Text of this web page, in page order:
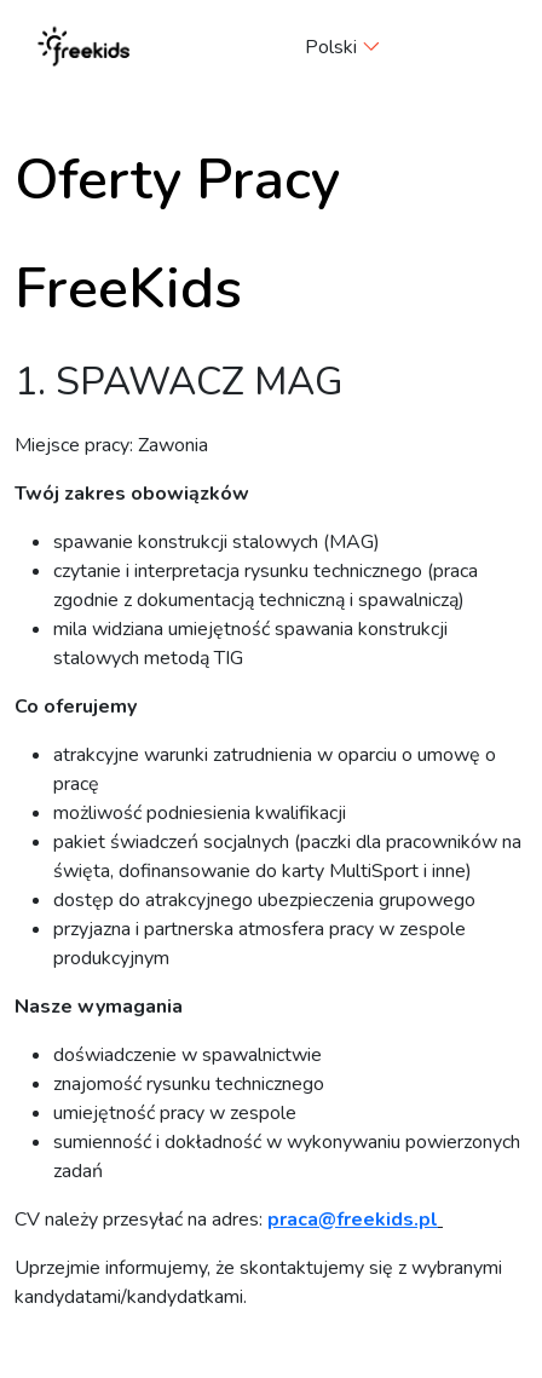
Polski
Oferty Pracy
FreeKids
1. SPAWACZ MAG
Miejsce pracy: Zawonia
Twój zakres obowiązków
spawanie konstrukcji stalowych (MAG)
czytanie i interpretacja rysunku technicznego (praca
zgodnie z dokumentacją techniczną i spawalniczą)
mila widziana umiejętność spawania konstrukcji
stalowych metodą TIG
Co oferujemy
atrakcyjne warunki zatrudnienia w oparciu o umowę o
pracę
możliwość podniesienia kwalifikacji
pakiet świadczeń socjalnych (paczki dla pracowników na
święta, dofinansowanie do karty MultiSport i inne)
dostęp do atrakcyjnego ubezpieczenia grupowego
przyjazna i partnerska atmosfera pracy w zespole
produkcyjnym
Nasze wymagania
doświadczenie w spawalnictwie
znajomość rysunku technicznego
umiejętność pracy w zespole
sumienność i dokładność w wykonywaniu powierzonych
zadań
CV należy przesyłać na adres: praca@freekids.pl
Uprzejmie informujemy, że skontaktujemy się z wybranymi
kandydatami/kandydatkami.